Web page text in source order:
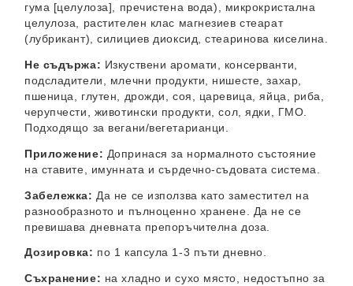
гума [целулоза], пречистена вода), микрокристална
целулоза, растителен клас магнезиев стеарат
(лубрикант), силициев диоксид, стеаринова киселина.
Не съдържа: Изкуствени аромати, консерванти,
подсладители, млечни продукти, нишесте, захар,
пшеница, глутен, дрожди, соя, царевица, яйца, риба,
черупчести, животински продукти, сол, ядки, ГМО.
Подходящо за вегани/вегетарианци.
Приложение: Допринася за нормалнотосъстояние
на ставите, имунната и сърдечно-съдовата система.
Забележка: Да не се използва като заместител на
разнообразното и пълноценно хранене. Да не се
превишава дневната препоръчителна доза.
Дозировка: по 1 капсула 1-3 пъти дневно.
Съхранение: на хладно и сухо място, недостъпно за